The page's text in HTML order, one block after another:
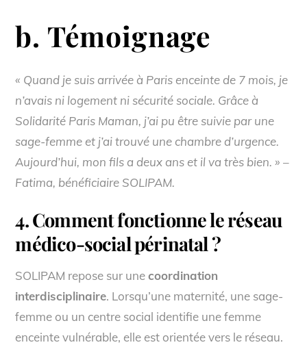
b. Témoignage
« Quand je suis arrivée à Paris enceinte de 7 mois, je
n’avais ni logement ni sécurité sociale. Grâce à
Solidarité Paris Maman, j’ai pu être suivie par une
sage-femme et j’ai trouvé une chambre d’urgence.
Aujourd’hui, mon fils a deux ans et il va très bien. » –
Fatima, bénéficiaire SOLIPAM.
4. Comment fonctionne le réseau
médico-social périnatal ?
SOLIPAM repose sur unecoordination
interdisciplinaire. Lorsqu’une maternité, une sage-
femme ou un centre social identifie une femme
enceinte vulnérable, elle est orientée vers le réseau.